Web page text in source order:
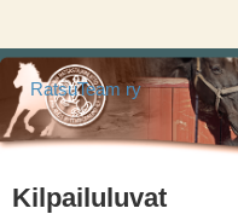
RatsuTeam ry
Kilpailuluvat